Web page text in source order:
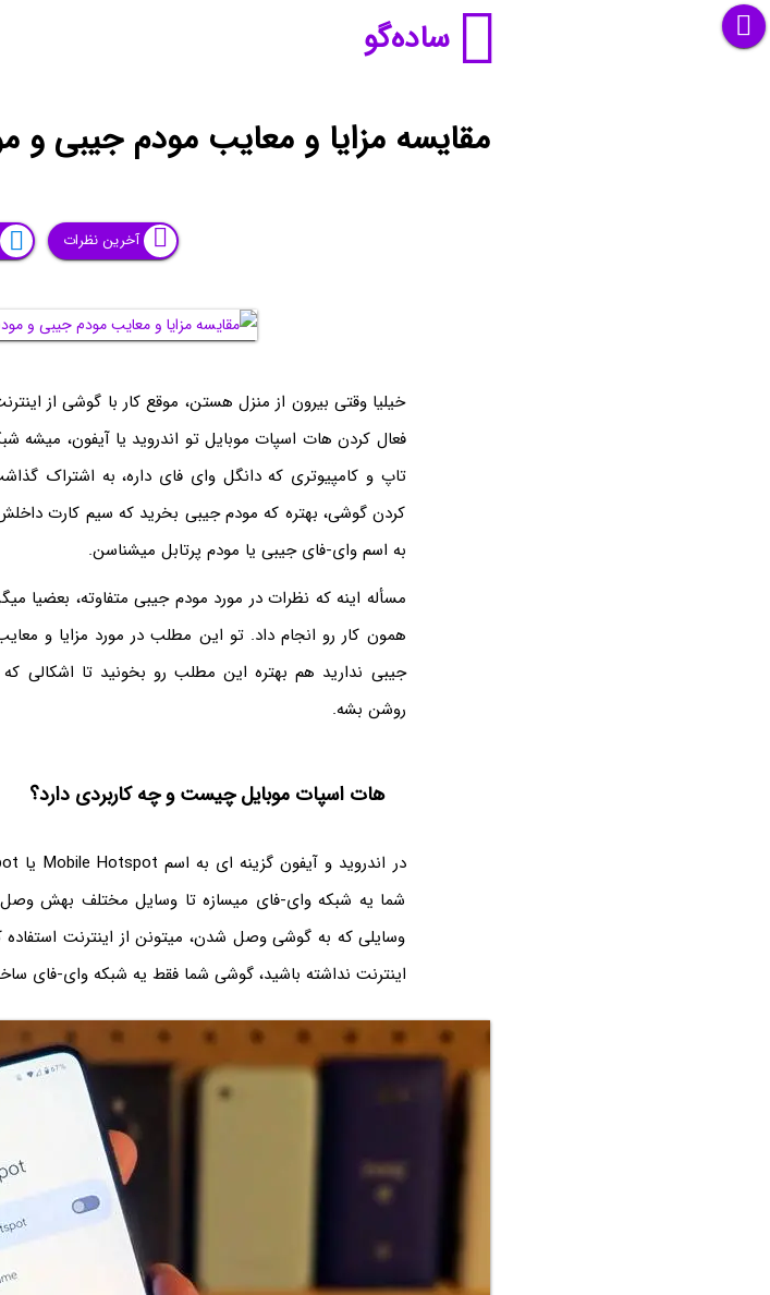
ساده‌گو
مقایسه مزایا و معایب مودم جیبی
آخرین نظرات
خیلیا وقتی بیرون از منزل هستن، موقع کار با گوشی از
فعال کردن هات اسپات موبایل تو اندروید یا آیفون،
تاپ و کامپیوتری که دانگل وای فای داره، به اشتراک
کردن گوشی، بهتره که مودم جیبی بخرید که سیم کارت داخلش
به اسم وای-فای جیبی یا مودم پرتابل میشناسن.
مسأله اینه که نظرات در مورد مودم جیبی متفاوته، بعضیا
همون کار رو انجام داد. تو این مطلب در مورد مزایا و
جیبی ندارید هم بهتره این مطلب رو بخونید تا اشکالی
روشن بشه.
هات اسپات موبایل چیست و چه کاربردی دارد؟
شما یه شبکه وای-فای میسازه تا وسایل مختلف بهش وصل
وسایلی که به گوشی وصل شدن، میتونن از اینترنت استفاده
اینترنت نداشته باشید، گوشی شما فقط یه شبکه وای-فای